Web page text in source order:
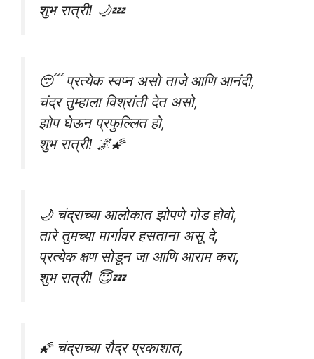
शुभ रात्री! 🌙💤
😴 प्रत्येक स्वप्न असो ताजे आणि आनंदी,
चंद्र तुम्हाला विश्रांती देत असो,
झोप घेऊन प्रफुल्लित हो,
शुभ रात्री! 🌌🌠
🌙 चंद्राच्या आलोकात झोपणे गोड होवो,
तारे तुमच्या मार्गावर हसताना असू दे,
प्रत्येक क्षण सोडून जा आणि आराम करा,
शुभ रात्री! 😇💤
🌠 चंद्राच्या रौद्र प्रकाशात,